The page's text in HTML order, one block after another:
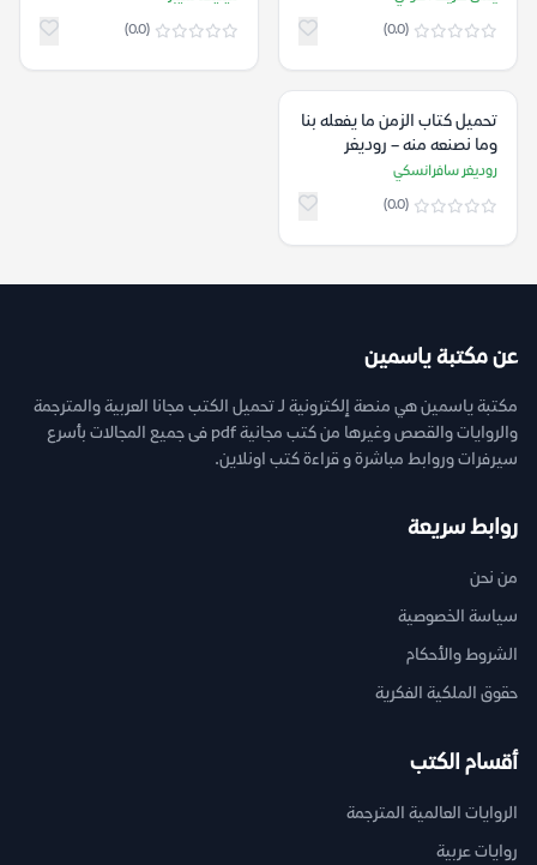
(0.0)
(0.0)
تحميل كتاب الزمن ما يفعله بنا
وما نصنعه منه – روديغر
سافرانسكي
روديغر سافرانسكي
(0.0)
عن مكتبة ياسمين
مكتبة ياسمين هي منصة إلكترونية لـ تحميل الكتب مجانا العربية والمترجمة
والروايات والقصص وغيرها من كتب مجانية pdf فى جميع المجالات بأسرع
سيرفرات وروابط مباشرة و قراءة كتب اونلاين.
روابط سريعة
من نحن
سياسة الخصوصية
الشروط والأحكام
حقوق الملكية الفكرية
أقسام الكتب
الروايات العالمية المترجمة
روايات عربية